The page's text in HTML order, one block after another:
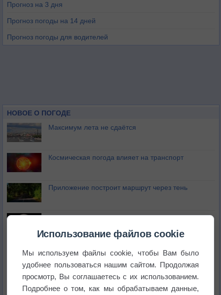
Прогноз на 3 дня
Прогноз погоды на 14 дней
Прогноз погоды для водителей
НОВОЕ О ПОГОДЕ
Максимум лета не сдаётся
Космическая погода влияет на транспорт
Приложение построит маршрут через тень
Атмосфера начала замерзать
Изменение климата повлияло на ареал обитания
бабочек
Использование файлов cookie
Мы используем файлы cookie, чтобы Вам было
удобнее пользоваться нашим сайтом. Продолжая
просмотр, Вы соглашаетесь с их использованием.
Подробнее о том, как мы обрабатываем данные,